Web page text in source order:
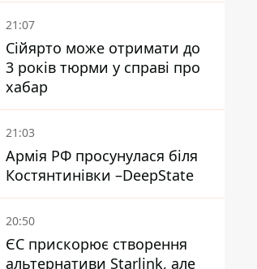
21:07
Сійярто може отримати до
3 років тюрми у справі про
хабар
21:03
Армія РФ просунулася біля
Костянтинівки –DeepState
20:50
ЄС прискорює створення
альтернативи Starlink, але